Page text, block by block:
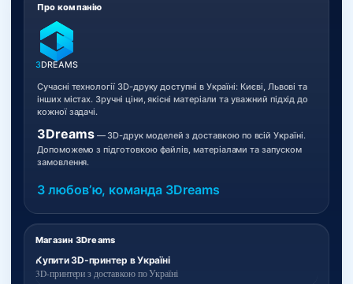
Магазин 3Dreams
Купити 3D-принтер в Україні
3D-принтери з доставкою по Україні
Про компанію
3DREAMS
Сучасні технології 3D-друку доступні в Україні: Києві, Львові та
інших містах. Зручні ціни, якісні матеріали та уважний підхід до
кожної задачі.
3Dreams— 3D-друк моделей з доставкою по всій Україні.
Допоможемо з підготовкою файлів, матеріалами та запуском
замовлення.
З любовʼю, команда 3Dreams